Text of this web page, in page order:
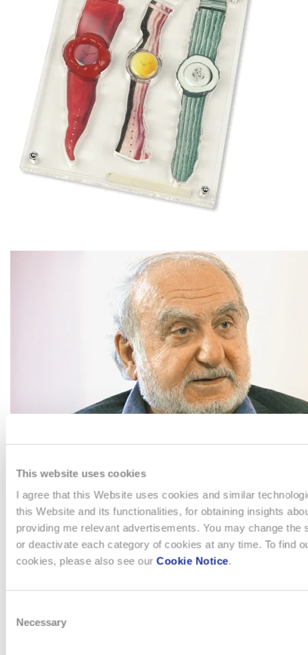
This website uses cookies
I agree that this Website uses cookies and similar
this Website and its functionalities, for obtaining insights
providing me relevant advertisements. You may change the
or deactivate each category of cookies at any time. To find
cookies, please also see ourCookie Notice.
Selection
Necessary
Fu allora che Nicolas G. Hayek, presidente e proprietario
della società Hayek Engineering, riceve il mandato di
sviluppare una strategia per assicurare il futuro delle due
volte a permettere a tali aziende di sopravvivere nell’attesa di